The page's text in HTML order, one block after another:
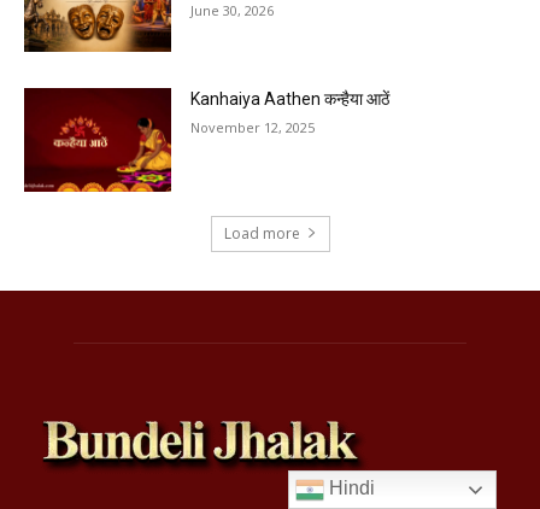
June 30, 2026
Kanhaiya Aathen कन्हैया आठें
November 12, 2025
Load more
Hindi